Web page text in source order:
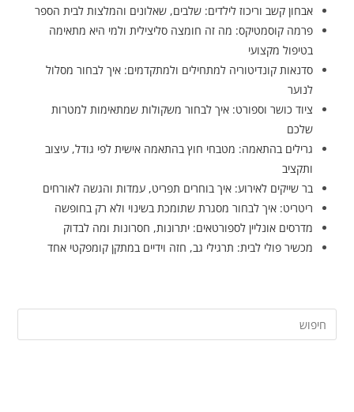
אבחון קשב וריכוז לילדים: שלבים, שאלונים והמלצות לבית הספר
פרמה קוסמטיקס: מה זה חומצה סליצילית ולמי היא מתאימה
בטיפול מקצועי
סדנאות קונדיטוריה למתחילים ולמתקדמים: איך לבחור מסלול
לנוער
ציוד כושר וספורט: איך לבחור משקולות שמתאימות למטרות
שלכם
גרילים בהתאמה: מטבחי חוץ בהתאמה אישית לפי גודל, עיצוב
ותקציב
בר שייקים לאירוע: איך בוחרים תפריט, עמדות והגשה לאורחים
ריטריט: איך לבחור מסגרת שתומכת בשינוי ולא רק בחופשה
מדרסים אונליין לספורטאים: יתרונות, חסרונות ומה לבדוק
מכשיר פולי לבית: תרגילי גב, חזה וידיים במתקן קומפקטי אחד